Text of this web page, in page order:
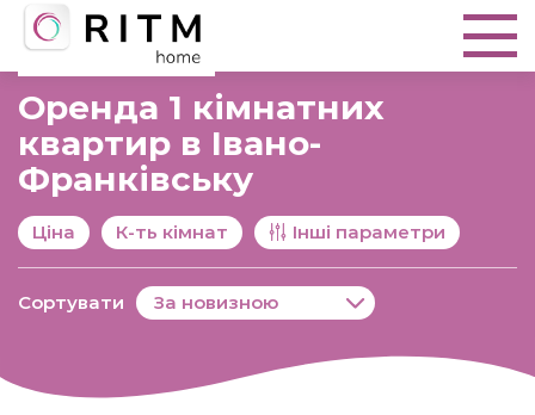
Оренда 1 кімнатних
квартир в Івано-
Франківську
Ціна К-ть кімнат Інші параметри
Сортувати